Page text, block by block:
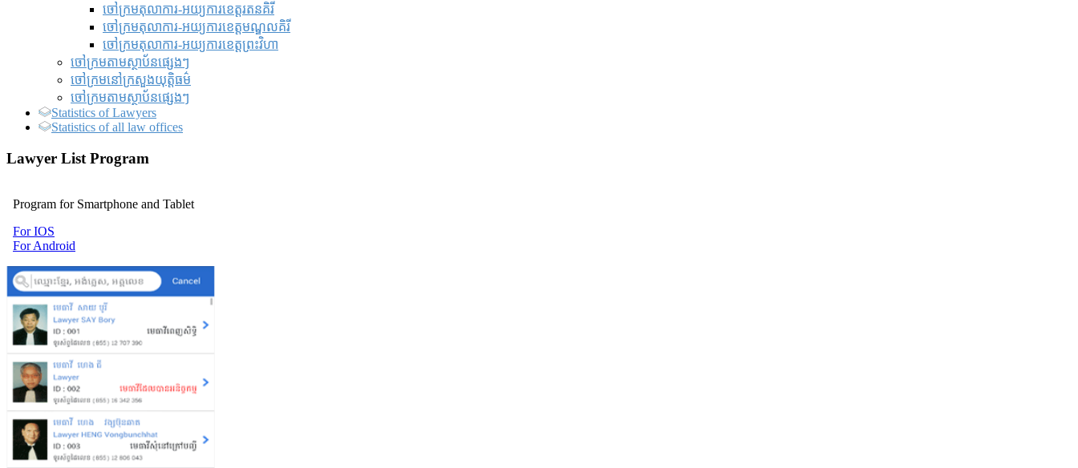
ចៅក្រមតុលាការ-អយ្យការខេត្តរតនគិរី
ចៅក្រមតុលាការ-អយ្យការខេត្តមណ្ឌលគិរី
ចៅក្រមតុលាការ-អយ្យការខេត្តព្រះវិហា
ចៅក្រមតាមស្ថាប័នផ្សេងៗ
ចៅក្រមនៅក្រសួងយុត្តិធម៌
ចៅក្រមតាមស្ថាប័នផ្សេងៗ
Statistics of Lawyers
Statistics of all law offices
Lawyer List Program
Program for Smartphone and Tablet
For IOS
For Android